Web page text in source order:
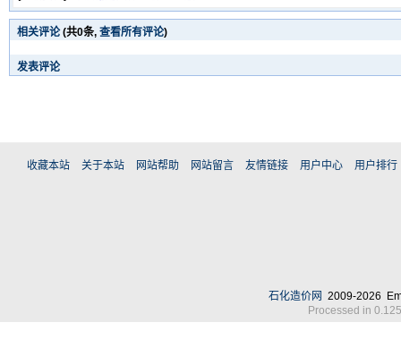
相关评论(共0条, 查看所有评论)
发表评论
收藏本站 关于本站 网站帮助 网站留言 友情链接 用户中心 用户排行
石化造价网 2009-2026
Processed in